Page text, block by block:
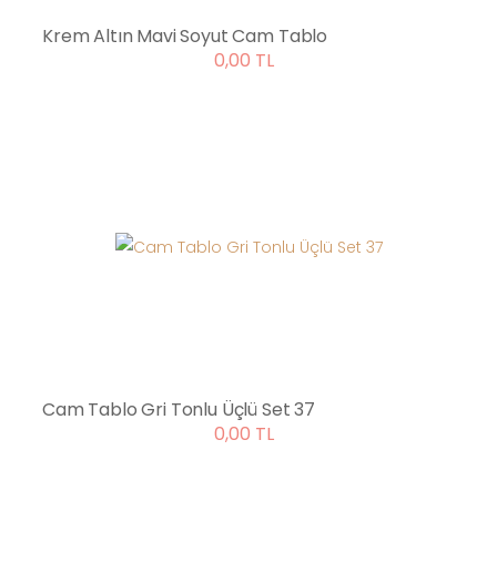
Krem Altın Mavi Soyut Cam Tablo
0,00 TL
Cam Tablo Gri Tonlu Üçlü Set 37
0,00 TL